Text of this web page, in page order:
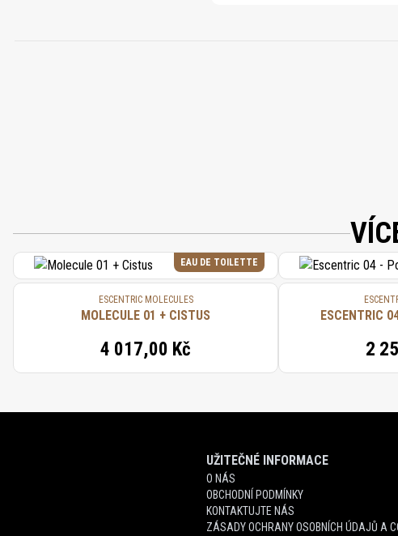
EAU DE TOILETTE
ESCENTRIC MOLECULES
MOLECULE 01 + CISTUS
4 017,00 Kč 2
UŽITEČNÉ INFORMACE
O NÁS
OBCHODNÍ PODMÍNKY
KONTAKTUJTE NÁS
ZÁSADY OCHRANY OSOBNÍCH ÚDAJŮ A